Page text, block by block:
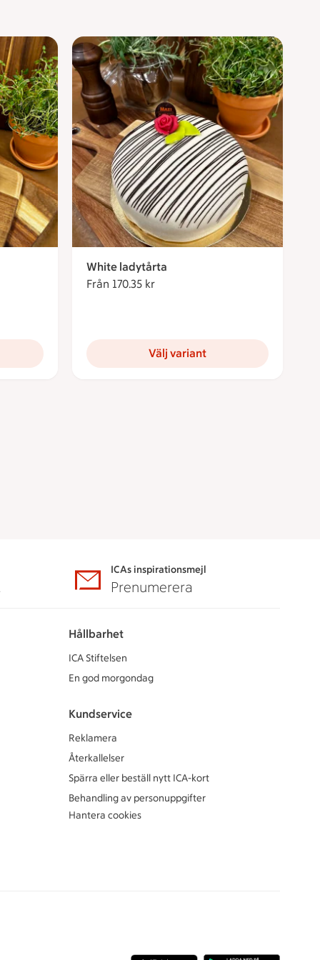
White ladytårta
Från 170.35 kr
Välj variant
ICAs inspirationsmejl
Prenumerera
Hållbarhet
ICA Stiftelsen
En god morgondag
Kundservice
Reklamera
Återkallelser
Spärra eller beställ nytt ICA-kort
Behandling av personuppgifter
Hantera cookies